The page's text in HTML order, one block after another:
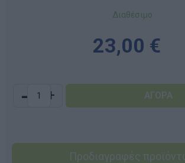
Διαθέσιμο
23,00 €
- +
Προδιαγραφές